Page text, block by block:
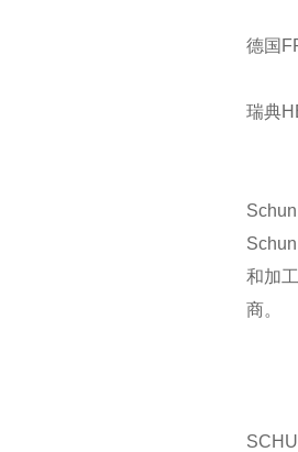
德国
瑞典
和加
商。